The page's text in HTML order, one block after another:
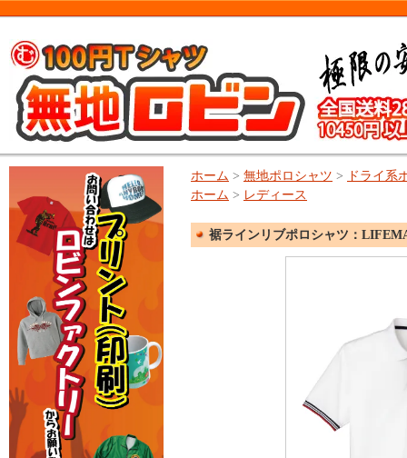
ホーム > 無地ポロシャツ >
ドライ系
ホーム > レディース
裾ラインリブポロシャツ：